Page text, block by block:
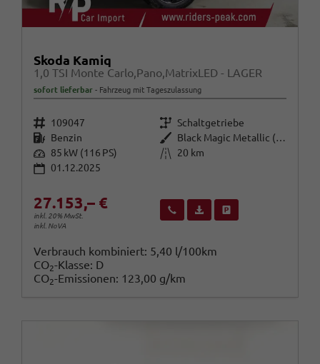
Skoda Kamiq
1,0 TSI Monte Carlo,Pano,MatrixLED - LAGER
sofort lieferbar Fahrzeug mit Tageszulassung
Fahrzeugnr. 109047 Getriebe Schaltgetriebe
Kraftstoff Benzin Außenfarbe
Black Magic Metallic (1Z)
Leistung 85 kW (116 PS) Kilometerstand
20 km
01.12.2025
27.153,– €
inkl. 20% MwSt.
inkl. NoVA
Wir rufen Sie anFahrzeugexposé (PDF)
Verbrauch kombiniert: 5,40 l/100km
CO2-Klasse: D
CO2-Emissionen: 123,00 g/km